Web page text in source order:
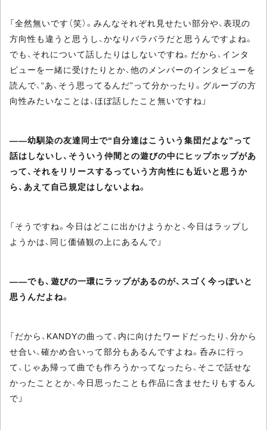
「全然無いです（笑）。みんなそれぞれ見せたい部分や、表現の
方向性も違うと思うし、かなりバラバラだと思うんですよね。
でも、それについて話したりはしないですね。だから、インタ
ビューを一緒に受けたりとか、他のメンバーのインタビューを
読んで、“あ、そう思ってるんだ”って分かったり。グループの方
向性みたいなことは、ほぼ話したこと無いですね」
――幼馴染の友達同士で“自分達はこういう集団だよな”って
話はしないし、そういう仲間との遊びの中にヒップホップがあ
って、それをリリースするっていう方向性にも近いと思うか
ら、あえて自己規定はしないよね。
「そうですね。今日はどこに出かけようかと、今日はラップし
ようかは、同じ価値観の上にあるんで」
――でも、遊びの一環にラップがあるのが、スゴく今っぽいと
思うんだよね。
「だから、KANDYの曲って、内に向けたワードだったり、分から
せ合い、確かめ合いって部分もあるんですよね。呑みに行っ
て、じゃあ帰って曲でも作ろうかってなったら、そこで話せな
かったこととか、今日思ったことも作品に含ませたりもするん
で」